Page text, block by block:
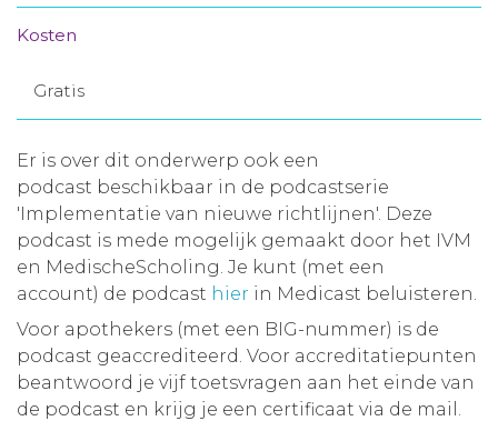
Kosten
Gratis
Er is over dit onderwerp ook een
podcast beschikbaar in de podcastserie
'Implementatie van nieuwe richtlijnen'. Deze
podcast is mede mogelijk gemaakt door het IVM
en MedischeScholing. Je kunt (met een
account) de podcast hier in Medicast beluisteren.
Voor apothekers (met een BIG-nummer) is de
podcast geaccrediteerd. Voor accreditatiepunten
beantwoord je vijf toetsvragen aan het einde van
de podcast en krijg je een certificaat via de mail.